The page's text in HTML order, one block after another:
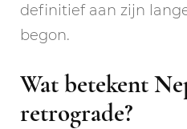
definitief aan zijn
begon.
Wat betekent
retrograde?